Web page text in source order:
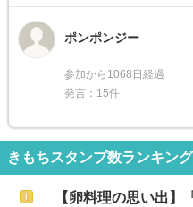
ポンポンジー
参加から1068日経過
発言：15件
きもちスタンプ数ランキング
【卵料理の思い出